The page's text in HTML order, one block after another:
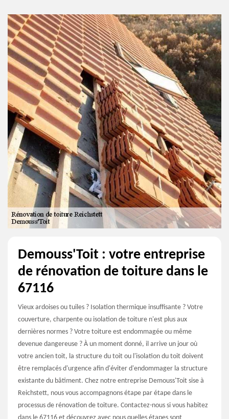
Demouss'Toit : votre entreprise
de rénovation de toiture dans le
67116
Vieux ardoises ou tuiles ? Isolation thermique insuffisante ? Votre
couverture, charpente ou isolation de toiture n'est plus aux
dernières normes ? Votre toiture est endommagée ou même
devenue dangereuse ? À un moment donné, il arrive un jour où
votre ancien toit, la structure du toit ou l'isolation du toit doivent
être remplacés d'urgence afin d'éviter d'endommager la structure
existante du bâtiment. Chez notre entreprise Demouss'Toit sise à
Reichstett, nous vous accompagnons étape par étape dans le
processus de rénovation de toiture. Contactez-nous si vous habitez